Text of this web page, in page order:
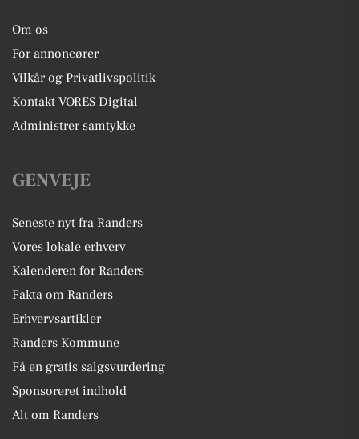
Om os
For annoncører
Vilkår og Privatlivspolitik
Kontakt VORES Digital
Administrer samtykke
GENVEJE
Seneste nyt fra Randers
Vores lokale erhverv
Kalenderen for Randers
Fakta om Randers
Erhvervsartikler
Randers Kommune
Få en gratis salgsvurdering
Sponsoreret indhold
Alt om Randers